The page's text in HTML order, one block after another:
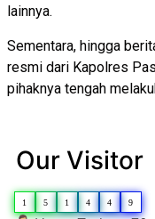
lainnya.
Sementara, hingga
resmi dari Kapolres
pihaknya tengah
Our Visitor
1 5 1 4 4 9